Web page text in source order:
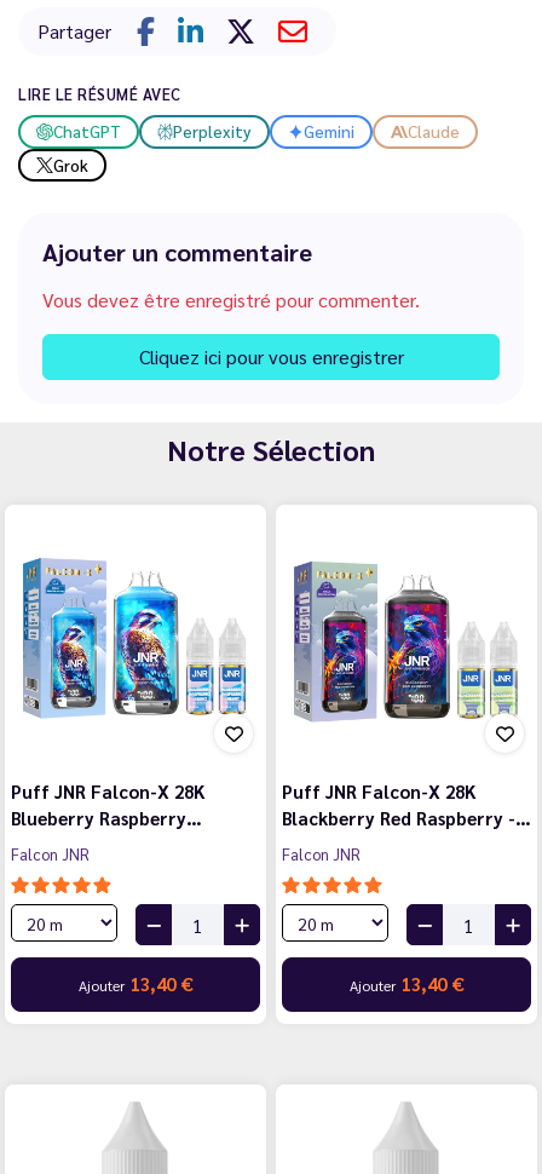
Partager
LIRE LE RÉSUMÉ AVEC
ChatGPT Perplexity Gemini
Claude
Grok
Ajouter un commentaire
Vous devez être enregistré pour commenter.
Cliquez ici pour vous enregistrer
Notre Sélection
Puff JNR Falcon-X 28K
Blueberry Raspberry…
Falcon JNR
Ajouter 13,40 €
Puff JNR Falcon-X 28K
Blackberry Red Raspberry -…
Falcon JNR
Ajouter 13,40 €